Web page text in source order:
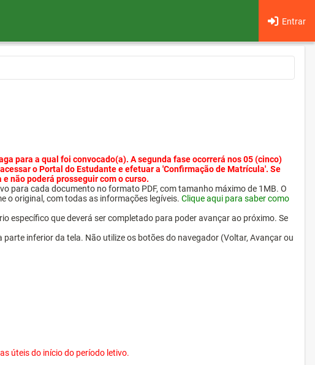
Entrar
para a qual foi convocado(a). A segunda fase ocorrerá nos 05 (cinco)
o Portal do Estudante e efetuar a 'Confirmação de Matrícula'. Se
não poderá prosseguir com o curso.
para cada documento no formato PDF, com tamanho máximo de 1MB. O
o original, com todas as informações legíveis. Clique aqui para saber como
específico que deverá ser completado para poder avançar ao próximo. Se
inferior da tela. Não utilize os botões do navegador (Voltar, Avançar ou
úteis do início do período letivo.